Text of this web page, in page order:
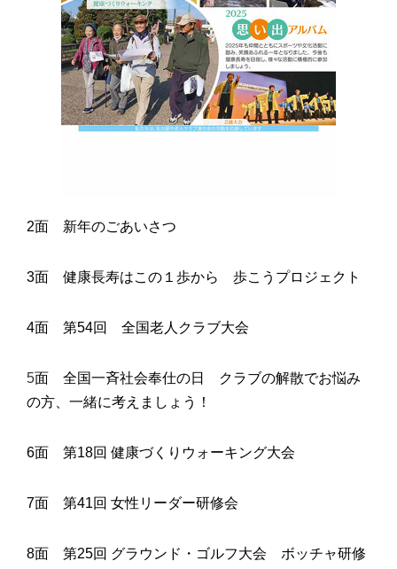
2面 新年のごあいさつ
3面 健康長寿はこの１歩から 歩こうプロジェクト
4面 第54回 全国老人クラブ大会
5面 全国一斉社会奉仕の日
クラブの解散でお悩み
の方、一緒に考えましょう！
6面 第18回 健康づくりウォーキング大会
7面 第41回 女性リーダー研修会
8面 第25回 グラウンド・ゴルフ大会
ボッチャ研修